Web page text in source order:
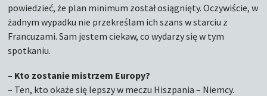
powiedzieć, że plan minimum został osiągnięty. Oczywiście, w
żadnym wypadku nie przekreślam ich szans w starciu z
Francuzami. Sam jestem ciekaw, co wydarzy się w tym
spotkaniu.
– Kto zostanie mistrzem Europy?
– Ten, kto okaże się lepszy w meczu Hiszpania – Niemcy.